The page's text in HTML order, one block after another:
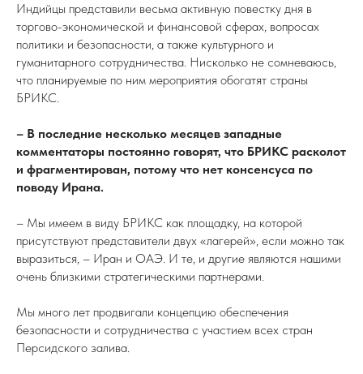
Индийцы представили весьма активную повестку дня в
торгово-экономической и финансовой сферах, вопросах
политики и безопасности, а также культурного и
гуманитарного сотрудничества. Нисколько не сомневаюсь,
что планируемые по ним мероприятия обогатят страны
БРИКС.
– В последние несколько месяцев западные
комментаторы постоянно говорят, что БРИКС расколот
и фрагментирован, потому что нет консенсуса по
поводу Ирана.
– Мы имеем в виду БРИКС как площадку, на которой
присутствуют представители двух «лагерей», если можно так
выразиться, – Иран и ОАЭ. И те, и другие являются нашими
очень близкими стратегическими партнерами.
Мы много лет продвигали концепцию обеспечения
безопасности и сотрудничества с участием всех стран
Персидского залива.